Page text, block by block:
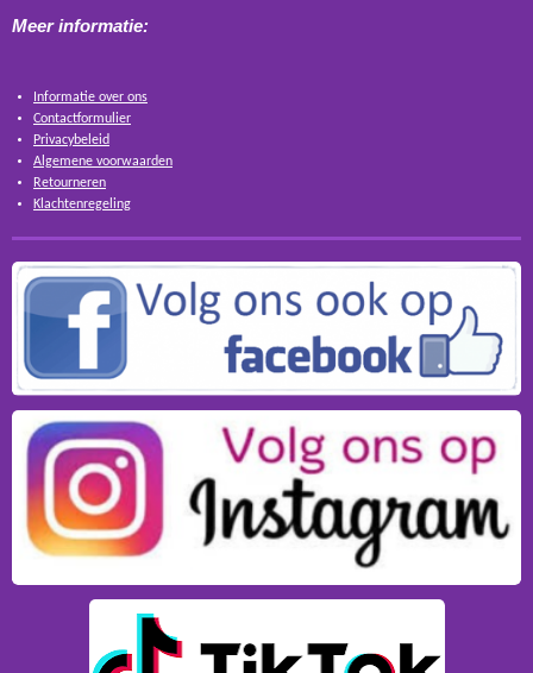
Meer informatie:
Informatie over ons
Contactformulier
Privacybeleid
Algemene voorwaarden
Retourneren
Klachtenregeling